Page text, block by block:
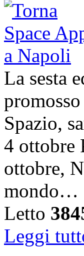
La sesta
Spazio,
4 ottobre
ottobre,
mondo…
Letto
Leggi